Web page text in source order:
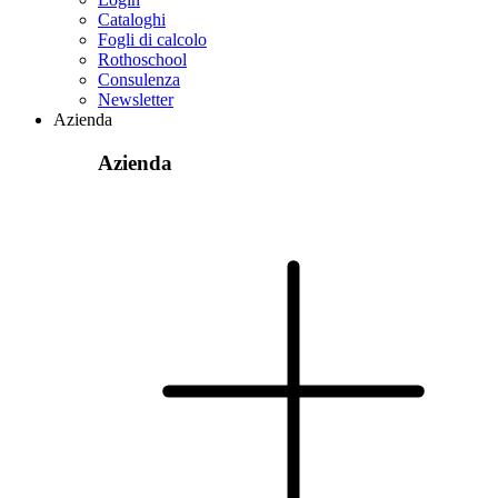
Cataloghi
Fogli di calcolo
Rothoschool
Consulenza
Newsletter
Azienda
Azienda